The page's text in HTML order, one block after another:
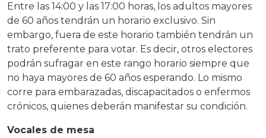
Entre las 14:00 y las 17:00 horas, los adultos mayores
de 60 años tendrán un horario exclusivo. Sin
embargo, fuera de este horario también tendrán un
trato preferente para votar. Es decir, otros electores
podrán sufragar en este rango horario siempre que
no haya mayores de 60 años esperando. Lo mismo
corre para embarazadas, discapacitados o enfermos
crónicos, quienes deberán manifestar su condición.
Vocales de mesa